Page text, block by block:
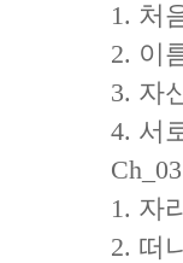
1. 처
2. 이
3. 자
4. 서
1. 자
2. 떠